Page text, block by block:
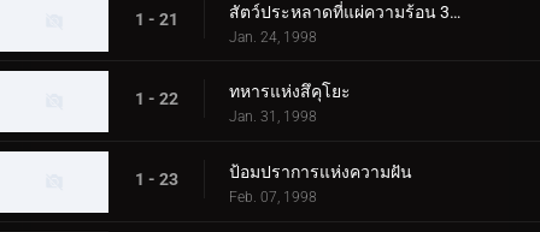
1 - 21 สัตว์ประหลาดที่แผ่ความร้อน 3000 องศา
Jan. 24, 1998
1 - 22 ทหารแห่งสึคุโยะ
Jan. 31, 1998
1 - 23 ป้อมปราการแห่งความฝัน
Feb. 07, 1998